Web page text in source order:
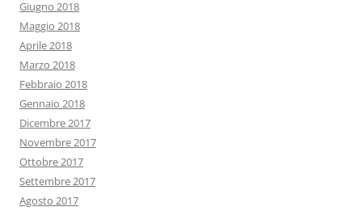
Giugno 2018
Maggio 2018
Aprile 2018
Marzo 2018
Febbraio 2018
Gennaio 2018
Dicembre 2017
Novembre 2017
Ottobre 2017
Settembre 2017
Agosto 2017